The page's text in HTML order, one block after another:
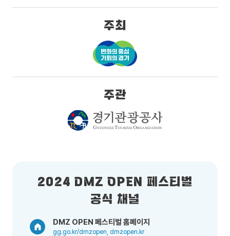
주최
주관
2024 DMZ OPEN 페스티벌
공식 채널
DMZ OPEN 페스티벌 홈페이지
gg.go.kr/dmzopen, dmzopen.kr